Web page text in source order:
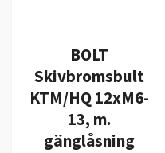
BOLT
Skivbromsbult
KTM/HQ 12xM6-
13, m.
gänglåsning